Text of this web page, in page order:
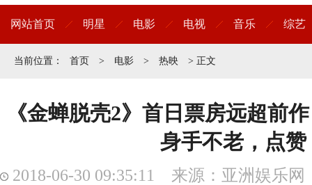
网站首页 明星 电影 电视 音乐 综艺
当前位置： 首页 > 电影 > 热映 > 正文
《金蝉脱壳2》首日票房远超前
身手不老，点赞
2018-06-30 09:35:11 来源：亚洲娱乐网